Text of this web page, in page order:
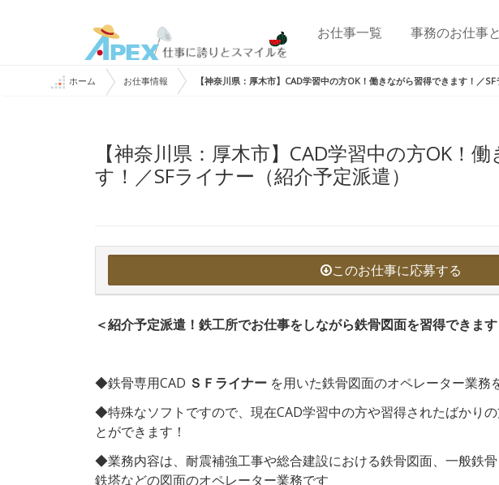
お仕事一覧 事務のお仕事
ホーム お仕事情報 【神奈川県：厚木市】CAD学習中の方OK！働きながら習得できます！／SF
【神奈川県：厚木市】CAD学習中の方OK！
す！／SFライナー（紹介予定派遣）
このお仕事に応募する
＜紹介予定派遣！鉄工所でお仕事をしながら鉄骨図面を習得できます
◆鉄骨専用CAD ＳＦライナー を用いた鉄骨図面のオペレーター業務
◆特殊なソフトですので、現在CAD学習中の方や習得されたばかり
とができます！
◆業務内容は、耐震補強工事や総合建設における鉄骨図面、一般鉄
鉄塔などの図面のオペレーター業務です